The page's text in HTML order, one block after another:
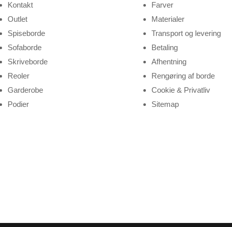
Kontakt
Outlet
Spiseborde
Sofaborde
Skriveborde
Reoler
Garderobe
Podier
Farver
Materialer
Transport og levering
Betaling
Afhentning
Rengøring af borde
Cookie & Privatliv
Sitemap